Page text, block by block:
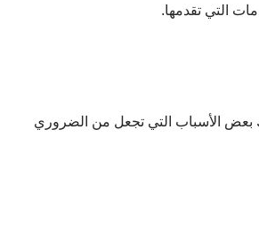
التي تقدمها.
بعض الأسباب التي تجعل من الضروري